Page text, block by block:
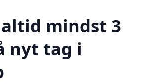
mindst 3
nyt tag i